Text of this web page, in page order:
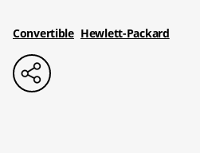
Convertible Hewlett-Packard